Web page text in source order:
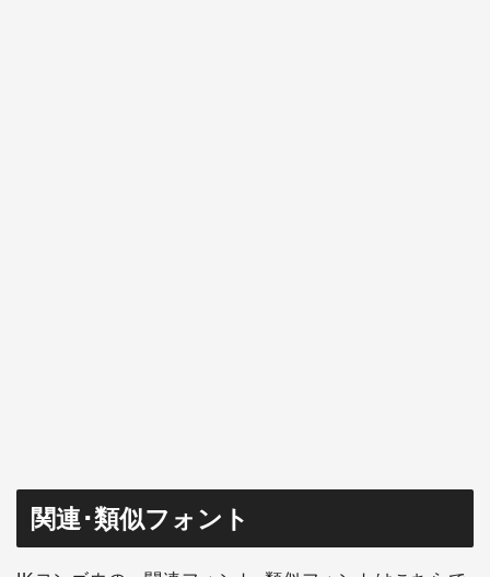
関連･類似フォント